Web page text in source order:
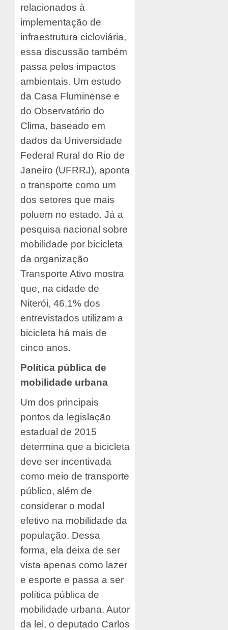
relacionados à
implementação de
infraestrutura cicloviária,
essa discussão também
passa pelos impactos
ambientais. Um estudo
da Casa Fluminense e
do Observatório do
Clima, baseado em
dados da Universidade
Federal Rural do Rio de
Janeiro (UFRRJ), aponta
o transporte como um
dos setores que mais
poluem no estado. Já a
pesquisa nacional sobre
mobilidade por bicicleta
da organização
Transporte Ativo mostra
que, na cidade de
Niterói, 46,1% dos
entrevistados utilizam a
bicicleta há mais de
cinco anos.
Política pública de
mobilidade urbana
Um dos principais
pontos da legislação
estadual de 2015
determina que a bicicleta
deve ser incentivada
como meio de transporte
público, além de
considerar o modal
efetivo na mobilidade da
população. Dessa
forma, ela deixa de ser
vista apenas como lazer
e esporte e passa a ser
política pública de
mobilidade urbana. Autor
da lei, o deputado Carlos